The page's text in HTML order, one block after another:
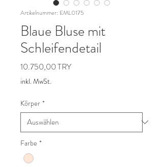
Artikelnummer: EML0175
Blaue Bluse mit
Schleifendetail
10.750,00 TRYPreis
inkl. MwSt.
Körper *
Farbe *